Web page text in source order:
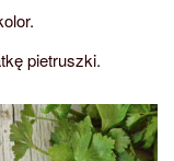
pietruszki.